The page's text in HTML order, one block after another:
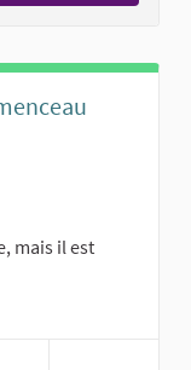
mais il est
Clémenceau-Kiener